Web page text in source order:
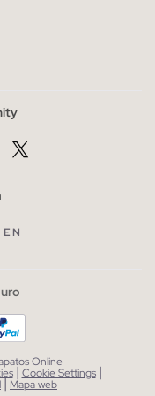
EN
Online
| Cookie Settings |
| Mapa web